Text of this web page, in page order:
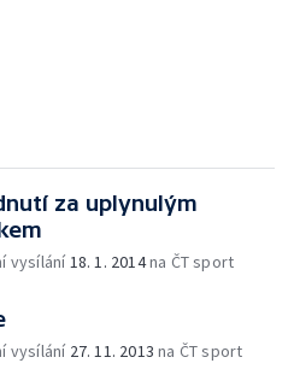
za uplynulým
vysílání18. 1. 2014na ČT sport
vysílání 27. 11. 2013 na ČT sport